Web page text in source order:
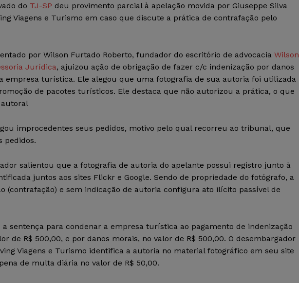
do TJ-SP deu provimento parcial à apelação movida por Giuseppe Silva
Viagens e Turismo em caso que discute a prática de contrafação pelo
por Wilson Furtado Roberto, fundador do escritório de advocacia Wilson
Jurídica, ajuizou ação de obrigação de fazer c/c indenização por danos
empresa turística. Ele alegou que uma fotografia de sua autoria foi utilizada
de pacotes turísticos. Ele destaca que não autorizou a prática, o que
improcedentes seus pedidos, motivo pelo qual recorreu ao tribunal, que
pedidos.
salientou que a fotografia de autoria do apelante possui registro junto à
juntos aos sites Flickr e Google. Sendo de propriedade do fotógrafo, a
(contrafação) e sem indicação de autoria configura ato ilícito passível de
sentença para condenar a empresa turística ao pagamento de indenização
de R$ 500,00, e por danos morais, no valor de R$ 500,00. O desembargador
Viagens e Turismo identifica a autoria no material fotográfico em seu site
de multa diária no valor de R$ 50,00.